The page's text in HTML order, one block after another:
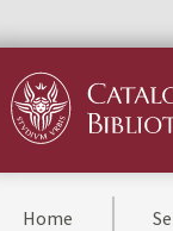
Home